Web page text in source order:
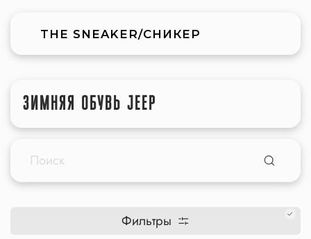
THE SNEAKER/СНИКЕР
ЗИМНЯЯ ОБУВЬ JEEP
Фильтры